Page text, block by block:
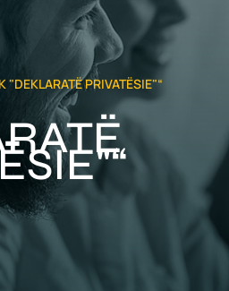
"DEKLARATË PRIVATËSIE"“